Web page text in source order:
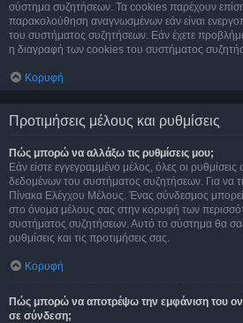
σύστημα συζητήσεων. Τα cookies παρέχουν
παρακολούθηση αναγνωσμένων εάν είναι
του συστήματος συζητήσεων. Εάν έχετε
η διαγραφή των cookies του συστήματος
Κορυφή
Προτιμήσεις μέλους και ρυθμίσεις
Πώς μπορώ να αλλάξω τις ρυθμίσεις μου;
Εάν είστε εγγεγραμμένο μέλος, όλες οι
δεδομένων του συστήματος συζητήσεων. Για να
Πίνακα Ελέγχου Μέλους. Ένας σύνδεσμος
στο όνομα μέλους σας στην κορυφή των
συστήματος συζητήσεων. Αυτό το σύστημα θα σας
ρυθμίσεις και τις προτιμήσεις σας.
Κορυφή
Πώς μπορώ να αποτρέψω την εμφάνιση του
σε σύνδεση;